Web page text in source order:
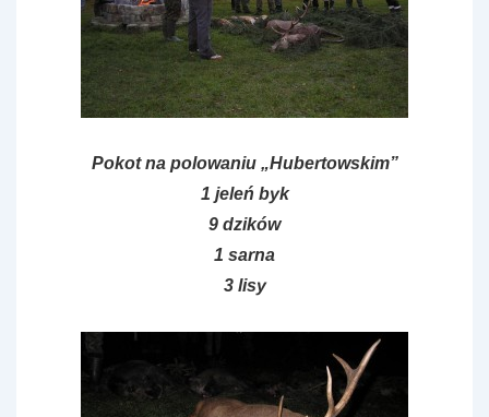
Pokot na polowaniu „Hubertowskim”
1 jeleń byk
9 dzików
1 sarna
3 lisy